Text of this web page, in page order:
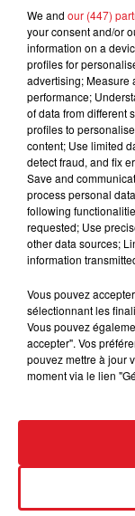
7 GUFSTASON
9/12, il
pas eu le
course à sa
16 FELIX DU
son
bonne.
gains, il lui
FIL
BÉTHUNE:
We and our (447)
your consent and/or
information on a
profiles for
advertising; Measure
performance;
of data from different
profiles to
content; Use limited
detect fraud, and fix
Save and
process personal
following
requested; Use
other data sources;
information
Vous pouvez
sélectionnant les
Vous pouvez
accepter". Vos
pouvez mettre à jour
moment via le lien